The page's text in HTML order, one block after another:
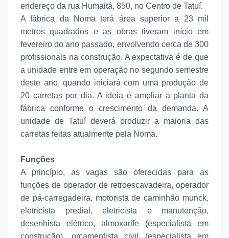
endereço da rua Humaitá, 850, no Centro de Tatuí.
A fábrica da Noma terá área superior a 23 mil
metros quadrados e as obras tiveram início em
fevereiro do ano passado, envolvendo cerca de 300
profissionais na construção. A expectativa é de que
a unidade entre em operação no segundo semestre
deste ano, quando iniciará com uma produção de
20 carretas por dia. A ideia é ampliar a planta da
fábrica conforme o crescimento da demanda. A
unidade de Tatuí deverá produzir a maioria das
carretas feitas atualmente pela Noma.
Funções
A princípio, as vagas são oferecidas para as
funções de operador de retroescavadeira, operador
de pá-carregadeira, motorista de caminhão munck,
eletricista predial, eletricista e manutenção,
desenhista elétrico, almoxarife (especialista em
construção), orçamentista civil (especialista em